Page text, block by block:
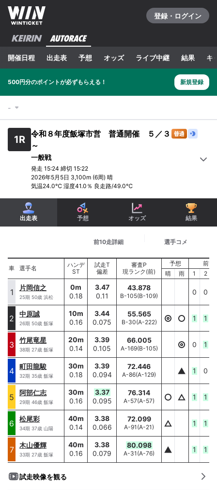
登録・ログイン
開催日程 出走表 予想 オッズ ライブ中継 結果 キ
500円分のポイントが必ずもらえる！ 新規登録
-
1R
令和８年度飯塚市営 普通開催 ５／３
～
一般戦
発走 15:24 締切 15:22
2026年5月5日 3,100m (6周) 晴
気温24.0℃ 湿度41.0 ％ 良走路/49.0℃
1R
一般戦
4R
一般戦
出走表 予想 オッズ 結果
前10走詳細 選手コメ
車 選手名
ハンデ/ST
1 片岡信之
0m/0.18
2 中原誠
10m/ 0.16
3 竹尾竜星
20m/ 0.14
4 町田龍駿
30m/ 0.18
5 阿部仁志
30m/ 0.16
6 松尾彩
40m/ 0.14
7 木山優輝
40m/ 0.16
車 選手名
ハンデ
ST
試走T
偏差
審査P
現ランク(前)
予想
前10
晴
雨 1 2
1 片岡信之
25期 50歳 浜松
0m
0.18
3.47
0.11
43.878
B-105(B-109) 0 0
2 中原誠
26期 50歳 飯塚
10m
0.16
3.44
0.075
55.565
B-30(A-222) 1 1
3 竹尾竜星
38期 27歳 飯塚
20m
0.14
3.39
0.105
66.005
A-169(B-105) 0 1
4 町田龍駿
32期 35歳 飯塚
30m
0.18
3.39
0.094
72.446
A-86(A-129) 1 0
5 阿部仁志
29期 46歳 飯塚
30m
0.16
3.37
0.095
76.314
A-57(A-57) 1 1
6 松尾彩
34期 37歳 山陽
40m
0.14
3.38
0.066
72.099
A-91 (A-21) 1 1
7 木山優輝
33期 27歳 飯塚
40m
0.16
3.38
0.079
80.098
A-31 (A-76) 1 1
試走映像を観る